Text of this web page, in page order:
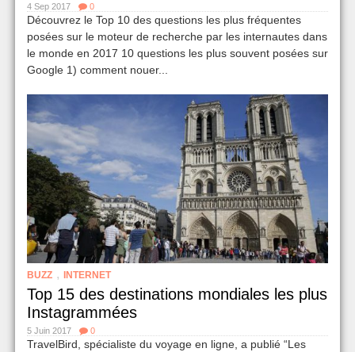
4 Sep 2017 0
Découvrez le Top 10 des questions les plus fréquentes
posées sur le moteur de recherche par les internautes dans
le monde en 2017 10 questions les plus souvent posées sur
Google 1) comment nouer...
BUZZ , INTERNET
Top 15 des destinations mondiales les plus
Instagrammées
5 Juin 2017 0
TravelBird, spécialiste du voyage en ligne, a publié “Les